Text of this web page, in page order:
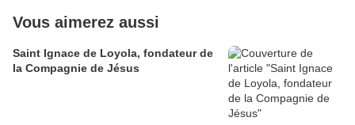
Vous aimerez aussi
Saint Ignace de Loyola, fondateur de
la Compagnie de Jésus